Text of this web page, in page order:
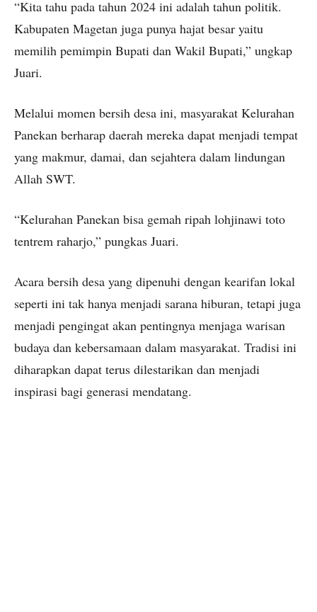
“Kita tahu pada tahun 2024 ini adalah tahun politik.
Kabupaten Magetan juga punya hajat besar yaitu
memilih pemimpin Bupati dan Wakil Bupati,” ungkap
Juari.
Melalui momen bersih desa ini, masyarakat Kelurahan
Panekan berharap daerah mereka dapat menjadi tempat
yang makmur, damai, dan sejahtera dalam lindungan
Allah SWT.
“Kelurahan Panekan bisa gemah ripah lohjinawi toto
tentrem raharjo,” pungkas Juari.
Acara bersih desa yang dipenuhi dengan kearifan lokal
seperti ini tak hanya menjadi sarana hiburan, tetapi juga
menjadi pengingat akan pentingnya menjaga warisan
budaya dan kebersamaan dalam masyarakat. Tradisi ini
diharapkan dapat terus dilestarikan dan menjadi
inspirasi bagi generasi mendatang.